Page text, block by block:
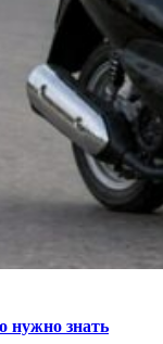
нужно знать